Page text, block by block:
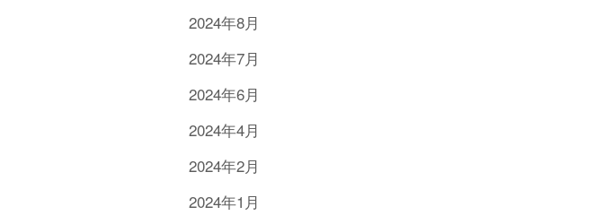
2024年8月
2024年7月
2024年6月
2024年4月
2024年2月
2024年1月